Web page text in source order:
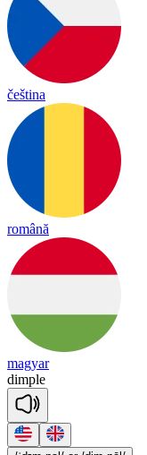
čeština
română
magyar
dimple